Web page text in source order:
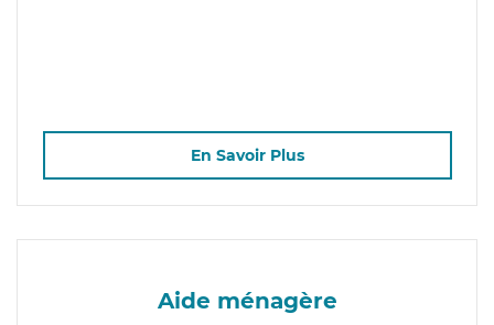
En Savoir Plus
Aide ménagère